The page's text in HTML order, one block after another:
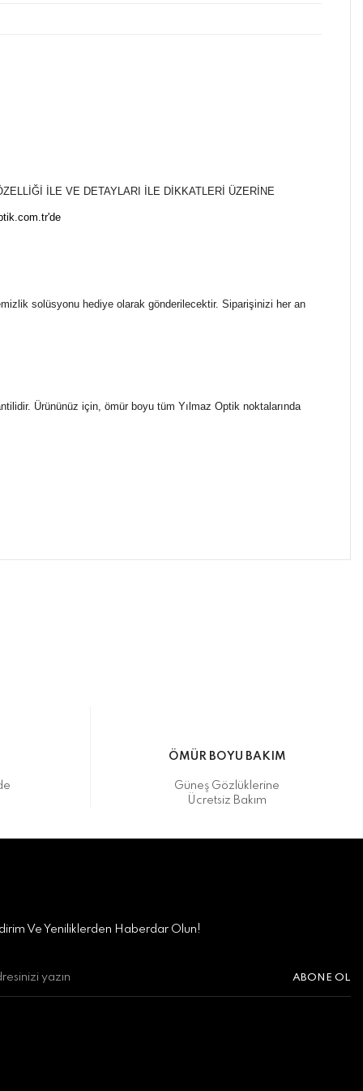
İLE VE DETAYLARI İLE DİKKATLERİ ÜZERİNE
solüsyonu hediye olarak gönderilecektir. Siparişinizi her an
Ürününüz için, ömür boyu tüm Yılmaz Optik noktalarında
ÖMÜR BOYU BAKIM
Güneş Gözlüklerine
Ücretsiz Bakım
Ve Yeniliklerden Haberdar Olun!
ABONE OL